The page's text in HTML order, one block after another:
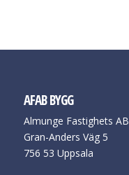
AFAB BYGG
Almunge Fastighets AB
Gran-Anders Väg 5
756 53 Uppsala